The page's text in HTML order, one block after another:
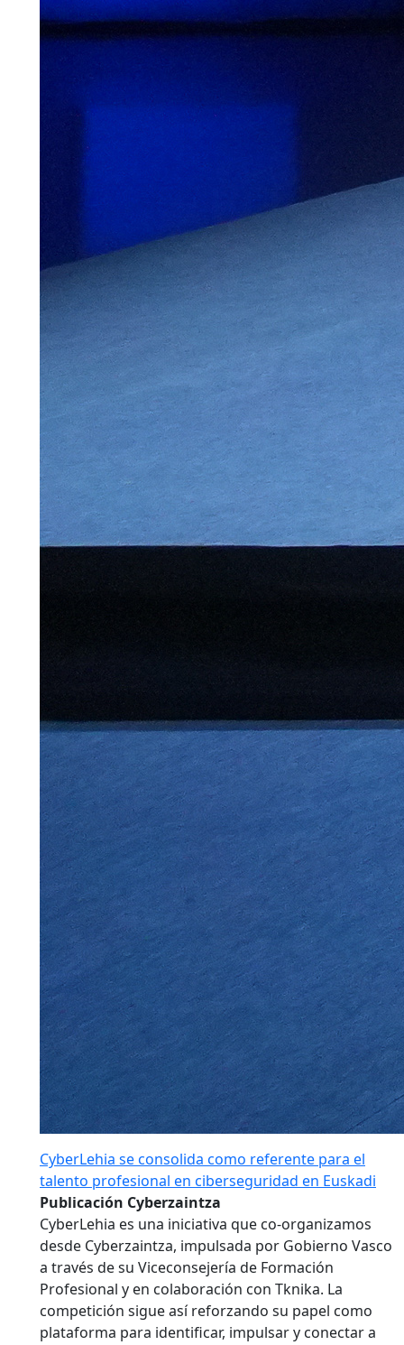
CyberLehia se consolida como referente para el
talento profesional en ciberseguridad en Euskadi
Publicación Cyberzaintza
CyberLehia es una iniciativa que co-organizamos
desde Cyberzaintza, impulsada por Gobierno Vasco
a través de su Viceconsejería de Formación
Profesional y en colaboración con Tknika. La
competición sigue así reforzando su papel como
plataforma para identificar, impulsar y conectar a